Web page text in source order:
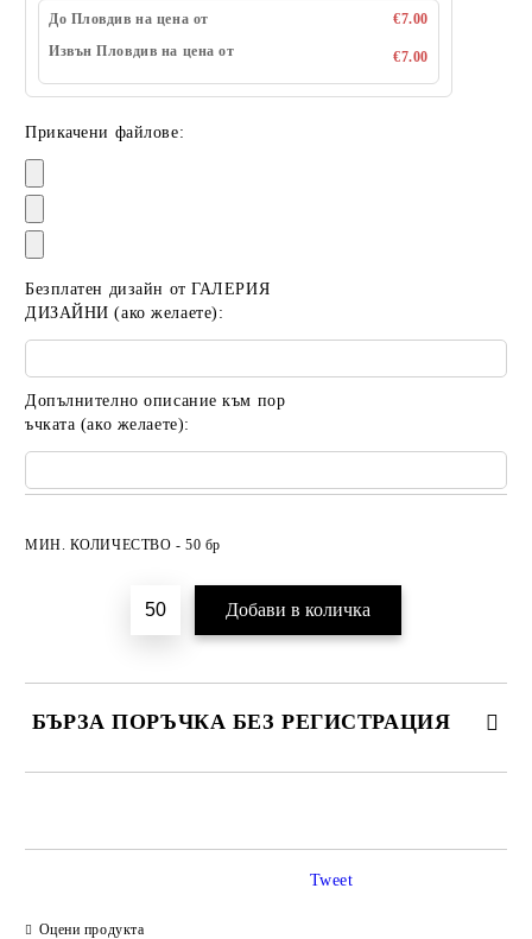
До Пловдив на цена от
€7.00
Извън Пловдив на цена от
€7.00
Прикачени файлове:
Безплатен дизайн от ГАЛЕРИЯ
ДИЗАЙНИ (ако желаете):
Допълнително описание към пор
ъчката (ако желаете):
МИН. КОЛИЧЕСТВО - 50 бр
БЪРЗА ПОРЪЧКА БЕЗ РЕГИСТРАЦИЯ
Оцени продукта
Tweet